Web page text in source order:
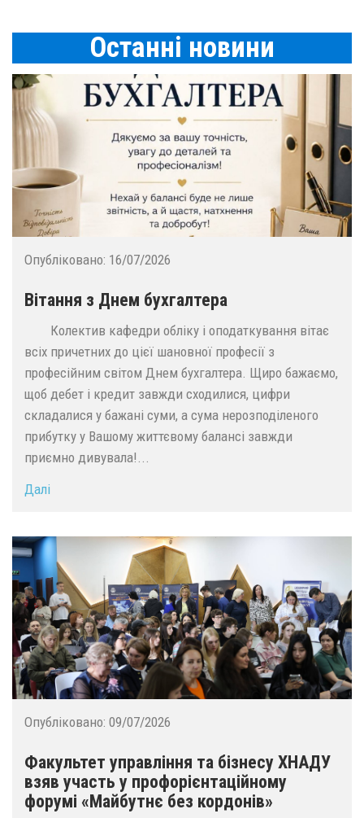
Останнi новини
Опубліковано: 16/07/2026
Вітання з Днем бухгалтера
Колектив кафедри обліку і оподаткування вітає
всіх причетних до цієї шановної професії з
професійним світом Днем бухгалтера. Щиро бажаємо,
щоб дебет і кредит завжди сходилися, цифри
складалися у бажані суми, а сума нерозподіленого
прибутку у Вашому життєвому балансі завжди
приємно дивувала!...
Далі
Опубліковано: 09/07/2026
Факультет управління та бізнесу ХНАДУ
взяв участь у профорієнтаційному
форумі «Майбутнє без кордонів»